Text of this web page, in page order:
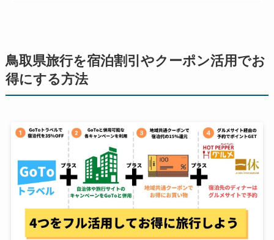
鳥取県旅行を宿泊割引やクーポン活用でお
得にする方法